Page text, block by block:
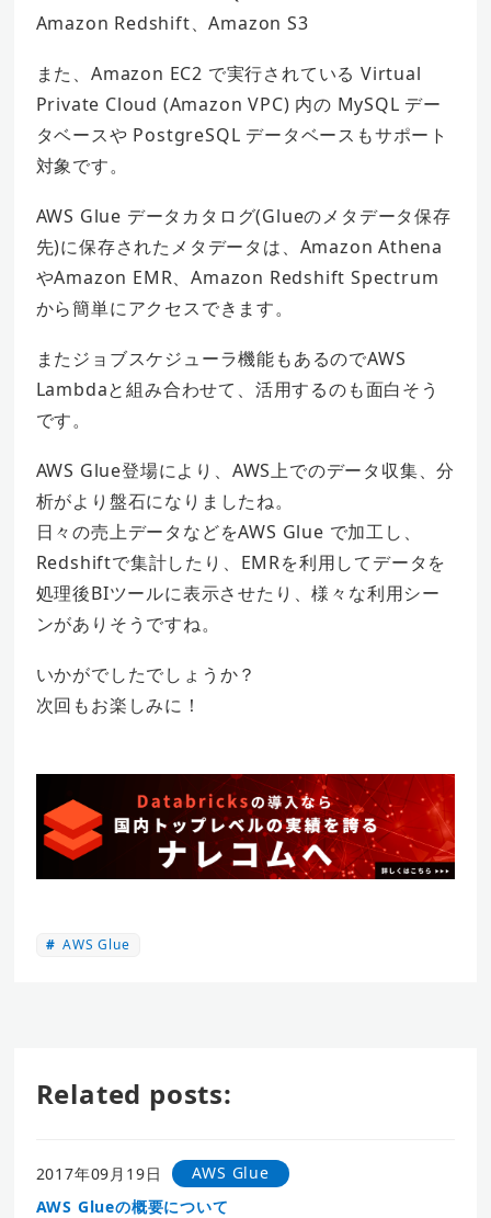
Amazon Redshift、Amazon S3
また、Amazon EC2 で実行されている Virtual
Private Cloud (Amazon VPC) 内の MySQL デー
タベースや PostgreSQL データベースもサポート
対象です。
AWS Glue データカタログ(Glueのメタデータ保存
先)に保存されたメタデータは、Amazon Athena
やAmazon EMR、Amazon Redshift Spectrum
から簡単にアクセスできます。
またジョブスケジューラ機能もあるのでAWS
Lambdaと組み合わせて、活用するのも面白そう
です。
AWS Glue登場により、AWS上でのデータ収集、分
析がより盤石になりましたね。
日々の売上データなどをAWS Glue で加工し、
Redshiftで集計したり、EMRを利用してデータを
処理後BIツールに表示させたり、様々な利用シー
ンがありそうですね。
いかがでしたでしょうか？
次回もお楽しみに！
AWS Glue
Related posts:
2017年09月19日
AWS Glue
AWS Glueの概要について